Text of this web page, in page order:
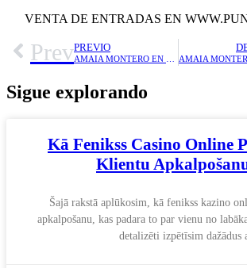
VENTA DE ENTRADAS EN
PrevPREVIO
Sigue explorando
Kā Fenikss Casino Online
Klientu
Šajā rakstā aplūkosim, kā fenikss kazino
apkalpošanu, kas padara to par vienu no
detalizēti izpētīsim dažādus